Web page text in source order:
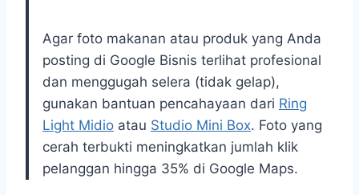
Agar foto makanan atau produk yang Anda
posting di Google Bisnis terlihat profesional
dan menggugah selera (tidak gelap),
gunakan bantuan pencahayaan dari Ring
Light Midio atau Studio Mini Box. Foto yang
cerah terbukti meningkatkan jumlah klik
pelanggan hingga 35% di Google Maps.